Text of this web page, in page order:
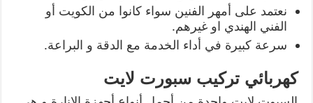
نعتمد على أمهر الفنين سواء كانوا من الكويت أو
الفني الهندي او غيرهم.
سرعة كبيرة في أداء الخدمة مع الدقة و البراعة.
كهربائي تركيب سبورت لايت